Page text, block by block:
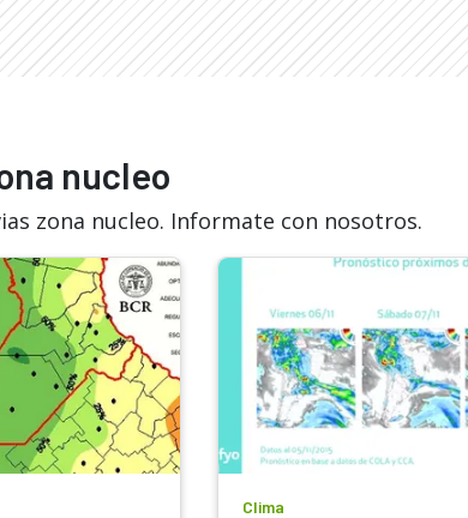
nucleo
zona nucleo. Informate con nosotros.
Clima